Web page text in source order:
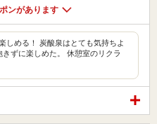
ンがあります
しめる！ 炭酸泉はとても気持ちよ
ずに楽しめた。 休憩室のリクラ